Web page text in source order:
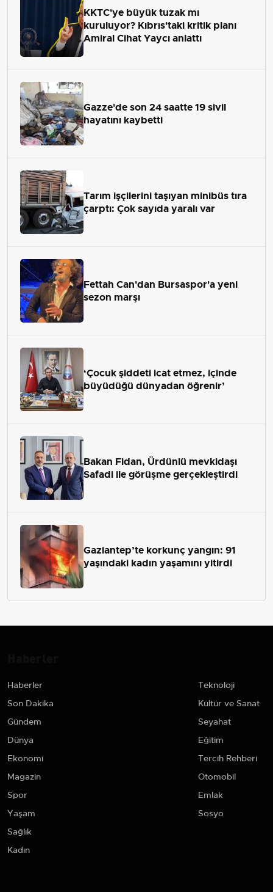
KKTC'ye büyük tuzak mı
kuruluyor? Kıbrıs'taki kritik planı
Amiral Cihat Yaycı anlattı
Gazze'de son 24 saatte 19 sivil
hayatını kaybetti
Tarım işçilerini taşıyan minibüs tıra
çarptı: Çok sayıda yaralı var
Fettah Can'dan Bursaspor'a yeni
sezon marşı
‘Çocuk şiddeti icat etmez, içinde
büyüdüğü dünyadan öğrenir’
Bakan Fidan, Ürdünlü mevkidaşı
Safadi ile görüşme gerçekleştirdi
Gaziantep’te korkunç yangın: 91
yaşındaki kadın yaşamını yitirdi
Haberler
Son Dakika
Gündem
Dünya
Ekonomi
Magazin
Spor
Yaşam
Sağlık
Kadın
Teknoloji
Kültür ve Sanat
Seyahat
Eğitim
Tercih Rehberi
Otomobil
Emlak
Sosyo